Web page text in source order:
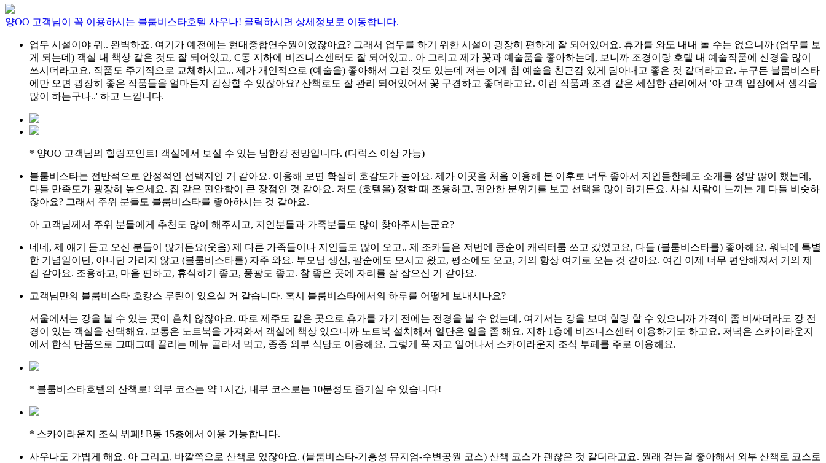
양OO 고객님이 꼭 이용하시는 블룸비스타호텔 사우나! 클릭하시면 상세정보로 이동합니다.
업무 시설이야 뭐.. 완벽하죠. 여기가 예전에는 현대종합연수원이었잖아요? 그래서 업무를 하기 위한 시설이 굉장히 편하게 잘 되어있어요. 휴가를 와도 내내 놀 수는 없으니까 (업무를 보
게 되는데) 객실 내 책상 같은 것도 잘 되어있고, C동 지하에 비즈니스센터도 잘 되어있고.. 아 그리고 제가 꽃과 예술품을 좋아하는데, 보니까 조경이랑 호텔 내 예술작품에 신경을 많이
쓰시더라고요. 작품도 주기적으로 교체하시고... 제가 개인적으로 (예술을) 좋아해서 그런 것도 있는데 저는 이게 참 예술을 친근감 있게 담아내고 좋은 것 같더라고요. 누구든 블룸비스타
에만 오면 굉장히 좋은 작품들을 얼마든지 감상할 수 있잖아요? 산책로도 잘 관리 되어있어서 꽃 구경하고 좋더라고요. 이런 작품과 조경 같은 세심한 관리에서 '아 고객 입장에서 생각을
많이 하는구나..' 하고 느낍니다.
* 양OO 고객님의 힐링포인트! 객실에서 보실 수 있는 남한강 전망입니다. (디럭스 이상 가능)
블룸비스타는 전반적으로 안정적인 선택지인 거 같아요. 이용해 보면 확실히 호감도가 높아요. 제가 이곳을 처음 이용해 본 이후로 너무 좋아서 지인들한테도 소개를 정말 많이 했는데,
다들 만족도가 굉장히 높으세요. 집 같은 편안함이 큰 장점인 것 같아요. 저도 (호텔을) 정할 때 조용하고, 편안한 분위기를 보고 선택을 많이 하거든요. 사실 사람이 느끼는 게 다들 비슷하
잖아요? 그래서 주위 분들도 블룸비스타를 좋아하시는 것 같아요.
아 고객님께서 주위 분들에게 추천도 많이 해주시고, 지인분들과 가족분들도 많이 찾아주시는군요?
네네, 제 얘기 듣고 오신 분들이 많거든요(웃음) 제 다른 가족들이나 지인들도 많이 오고.. 제 조카들은 저번에 콩순이 캐릭터룸 쓰고 갔었고요, 다들 (블룸비스타를) 좋아해요. 워낙에 특별
한 기념일이던, 아니던 가리지 않고 (블룸비스타를) 자주 와요. 부모님 생신, 팔순에도 모시고 왔고, 평소에도 오고, 거의 항상 여기로 오는 것 같아요. 여긴 이제 너무 편안해져서 거의 제
집 같아요. 조용하고, 마음 편하고, 휴식하기 좋고, 풍광도 좋고. 참 좋은 곳에 자리를 잘 잡으신 거 같아요.
고객님만의 블룸비스타 호캉스 루틴이 있으실 거 같습니다. 혹시 블룸비스타에서의 하루를 어떻게 보내시나요?
서울에서는 강을 볼 수 있는 곳이 흔치 않잖아요. 따로 제주도 같은 곳으로 휴가를 가기 전에는 전경을 볼 수 없는데, 여기서는 강을 보며 힐링 할 수 있으니까 가격이 좀 비싸더라도 강 전
경이 있는 객실을 선택해요. 보통은 노트북을 가져와서 객실에 책상 있으니까 노트북 설치해서 일단은 일을 좀 해요. 지하 1층에 비즈니스센터 이용하기도 하고요. 저녁은 스카이라운지
에서 한식 단품으로 그때그때 끌리는 메뉴 골라서 먹고, 종종 외부 식당도 이용해요. 그렇게 푹 자고 일어나서 스카이라운지 조식 부페를 주로 이용해요.
* 블룸비스타호텔의 산책로! 외부 코스는 약 1시간, 내부 코스로는 10분정도 즐기실 수 있습니다!
* 스카이라운지 조식 뷔페! B동 15층에서 이용 가능합니다.
사우나도 가볍게 해요. 아 그리고, 바깥쪽으로 산책로 있잖아요. (블룸비스타-기흥성 뮤지엄-수변공원 코스) 산책 코스가 괜찮은 것 같더라고요. 원래 걷는걸 좋아해서 외부 산책로 코스로